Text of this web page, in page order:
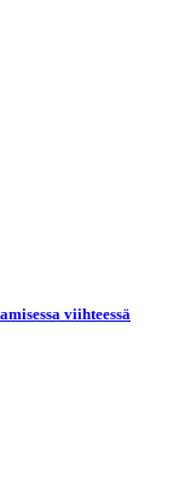
viihteessä